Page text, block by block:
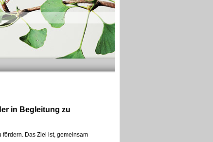
in Begleitung zu
fördern. Das Ziel ist, gemeinsam